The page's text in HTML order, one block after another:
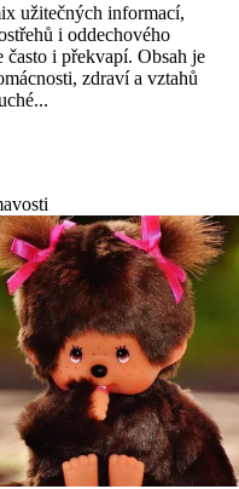
užitečných informací,
i oddechového
často i překvapí. Obsah je
zdraví a vztahů